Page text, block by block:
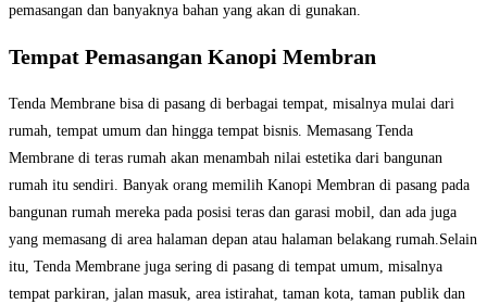
pemasangan dan banyaknya bahan yang akan di gunakan.
Tempat Pemasangan Kanopi Membran
Tenda Membrane bisa di pasang di berbagai tempat, misalnya mulai dari
rumah, tempat umum dan hingga tempat bisnis. Memasang Tenda
Membrane di teras rumah akan menambah nilai estetika dari bangunan
rumah itu sendiri. Banyak orang memilih Kanopi Membran di pasang pada
bangunan rumah mereka pada posisi teras dan garasi mobil, dan ada juga
yang memasang di area halaman depan atau halaman belakang rumah.Selain
itu, Tenda Membrane juga sering di pasang di tempat umum, misalnya
tempat parkiran, jalan masuk, area istirahat, taman kota, taman publik dan